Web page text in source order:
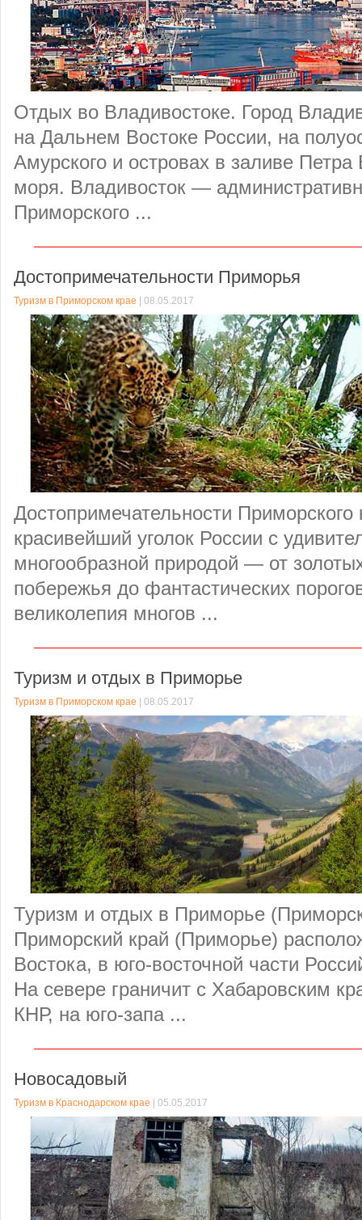
Отдых во Владивостоке. Город
на Дальнем Востоке России, на
Амурского и островах в заливе Петра
моря. Владивосток —
Приморского ...
Достопримечательности Приморья
Туризм в Приморском крае | 08.05.2017
Достопримечательности
красивейший уголок России с
многообразной природой — от
побережья до фантастических
великолепия многов ...
Туризм и отдых в Приморье
Туризм в Приморском крае | 08.05.2017
Туризм и отдых в Приморье
Приморский край (Приморье)
Востока, в юго-восточной части
На севере граничит с Хабаровским
КНР, на юго-запа ...
Новосадовый
Туризм в Краснодарском крае | 05.05.2017